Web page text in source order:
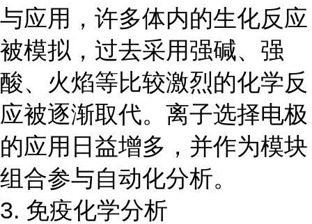
与应用，许多体内的生化反应
被模拟，过去采用强碱、强
酸、火焰等比较激烈的化学反
应被逐渐取代。离子选择电极
的应用日益增多，并作为模块
组合参与自动化分析。
3. 免疫化学分析